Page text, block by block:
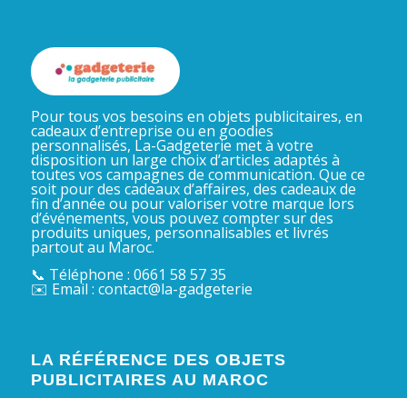
Pour tous vos besoins en objets publicitaires, en
cadeaux d’entreprise ou en goodies
personnalisés, La-Gadgeterie met à votre
disposition un large choix d’articles adaptés à
toutes vos campagnes de communication. Que ce
soit pour des cadeaux d’affaires, des cadeaux de
fin d’année ou pour valoriser votre marque lors
d’événements, vous pouvez compter sur des
produits uniques, personnalisables et livrés
partout au Maroc.
📞 Téléphone : 0661 58 57 35
✉️ Email : contact@la-gadgeterie
LA RÉFÉRENCE DES OBJETS
PUBLICITAIRES AU MAROC